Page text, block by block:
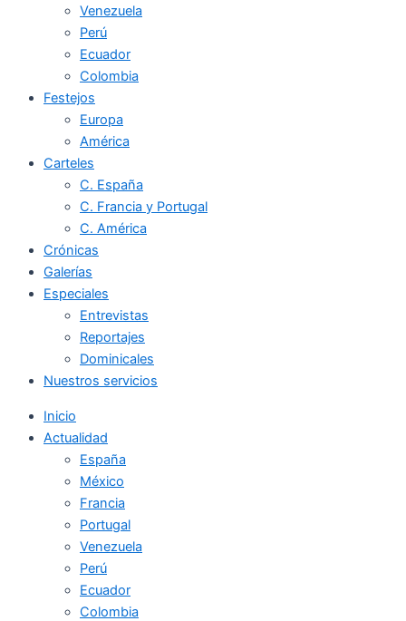
Venezuela
Perú
Ecuador
Colombia
Festejos
Europa
América
Carteles
C. España
C. Francia y Portugal
C. América
Crónicas
Galerías
Especiales
Entrevistas
Reportajes
Dominicales
Nuestros servicios
Inicio
Actualidad
España
México
Francia
Portugal
Venezuela
Perú
Ecuador
Colombia